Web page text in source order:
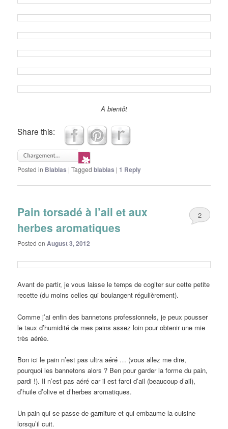
A bientôt
Share this:
Posted in Blablas |Tagged blablas | 1 Reply
Pain torsadé à l’ail et aux
herbes aromatiques
Posted on August 3, 2012
2
Avant de partir, je vous laisse le temps de cogiter sur cette petite
recette (du moins celles qui boulangent régulièrement).
Comme j’ai enfin des bannetons professionnels, je peux pousser
le taux d’humidité de mes pains assez loin pour obtenir une mie
très aérée.
Bon ici le pain n’est pas ultra aéré … (vous allez me dire,
pourquoi les bannetons alors ? Ben pour garder la forme du pain,
pardi !). Il n’est pas aéré car il est farci d’ail (beaucoup d’ail),
d’huile d’olive et d’herbes aromatiques.
Un pain qui se passe de garniture et qui embaume la cuisine
lorsqu’il cuit.